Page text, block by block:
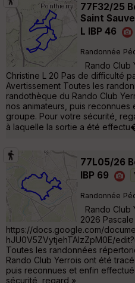
77F32/25
Saint
L IBP 46
Randonnée
Rando Club
Christine L 20 Pas de difficulté
Avertissement Toutes les
randothèque du Rando Club
nos animateurs, puis
groupe. Pour votre sécurité,
à laquelle la sortie a été
77L05/26
IBP 69
Randonnée
Rando Club
2026 Pascale
https://docs.google.com/
hJU0V5ZVytjehTAIzZpM0E/
Toutes les randonnées
Rando Club Yerrois ont été
puis reconnues et enfin
sécurité, regard »